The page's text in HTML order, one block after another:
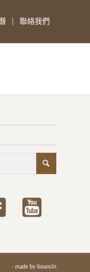
聯絡我們
- made by bouncin